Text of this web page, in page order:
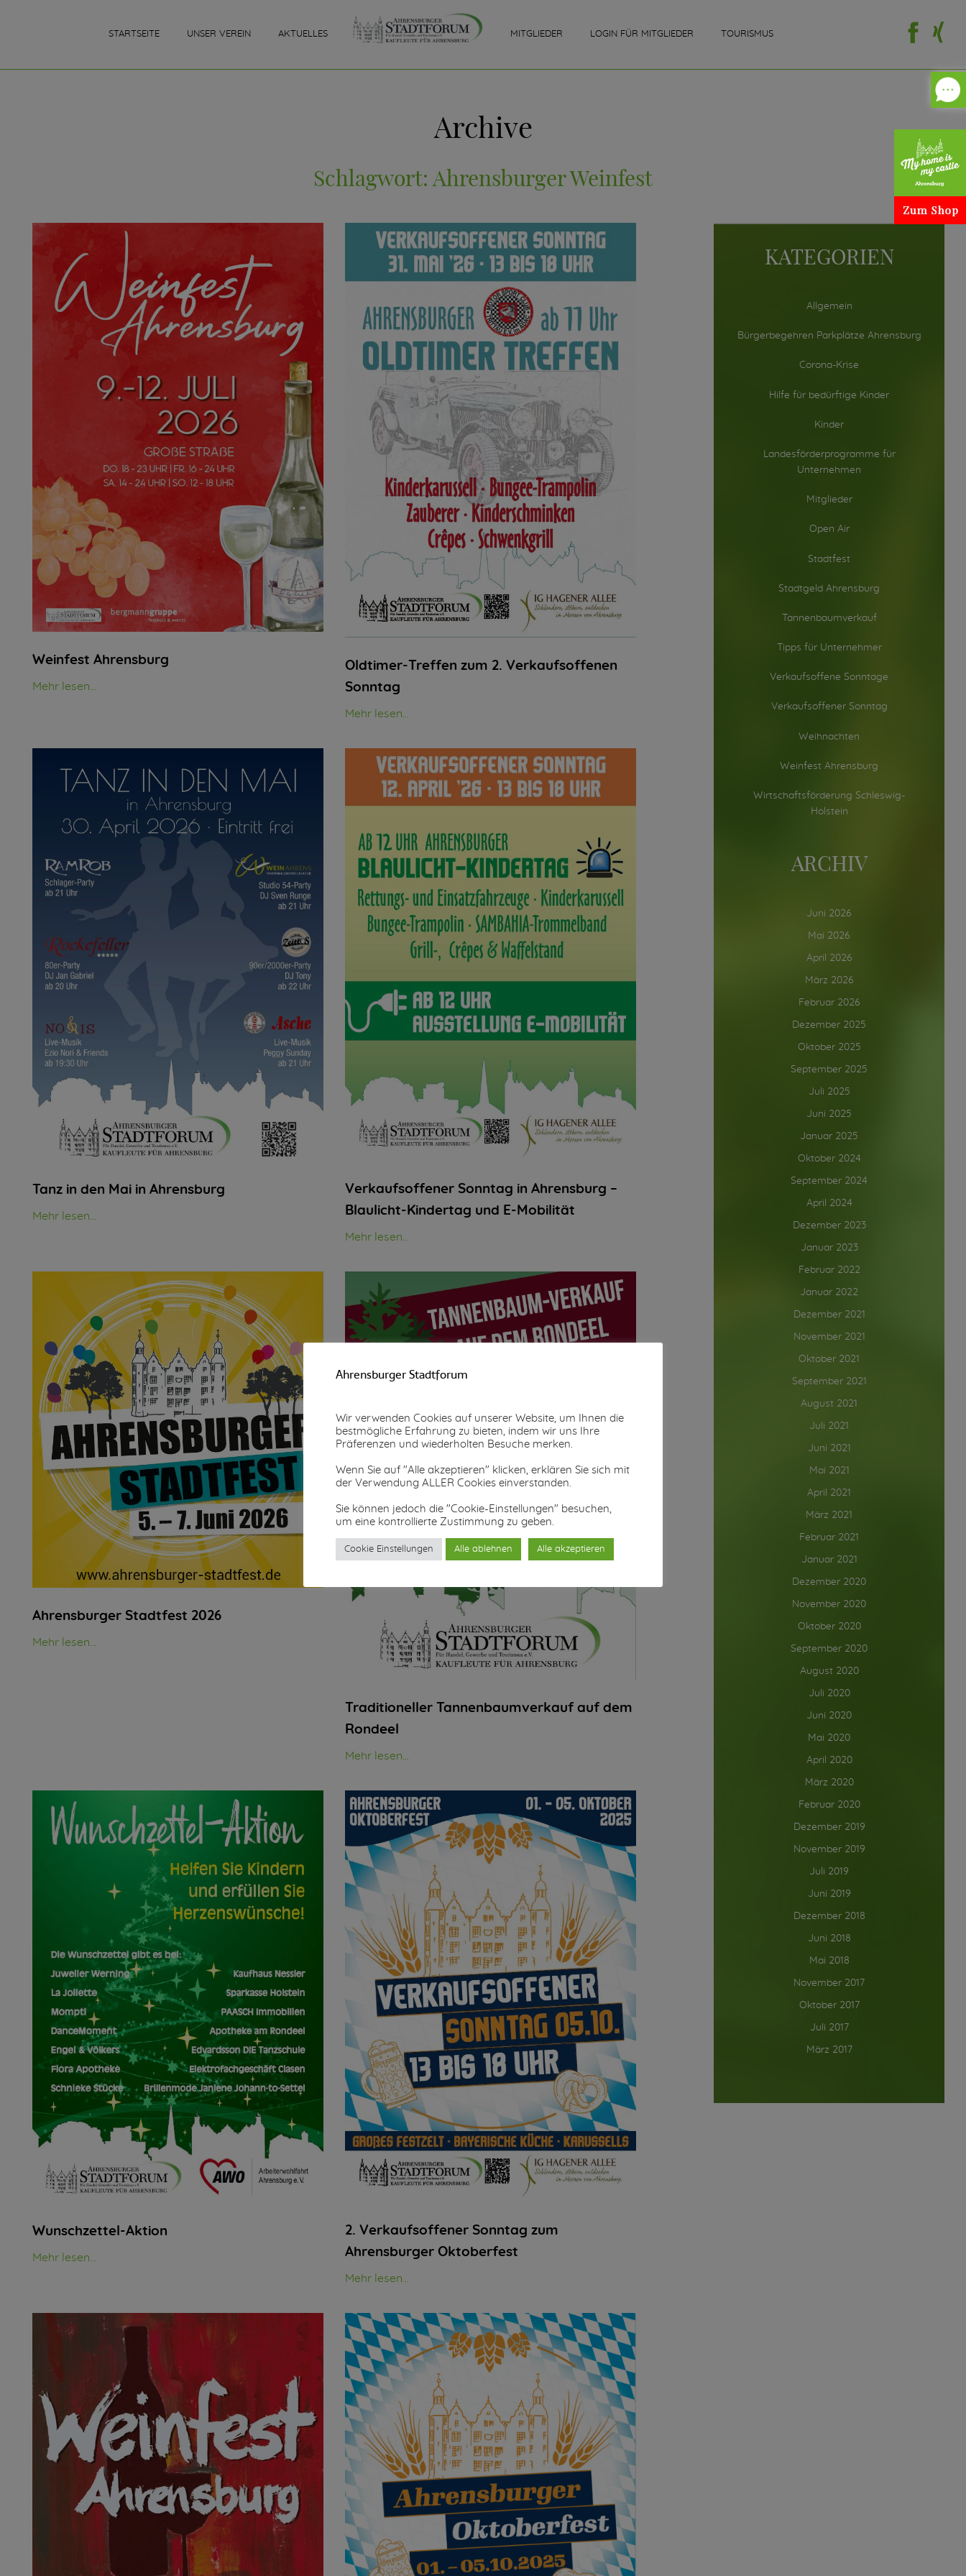
STARTSEITE UNSER VEREIN AKTUELLES MITGLIEDER LOGIN FÜR MITGLIEDER TOURISMUS
Archive
Schlagwort: Ahrensburger Weinfest
Weinfest Ahrensburg
Mehr lesen...
Oldtimer-Treffen zum 2. Verkaufsoffenen
Sonntag
Mehr lesen...
Tanz in den Mai in Ahrensburg
Mehr lesen...
Verkaufsoffener Sonntag in Ahrensburg –
Blaulicht-Kindertag und E-Mobilität
Mehr lesen...
Ahrensburger Stadtfest 2026
Mehr lesen...
Traditioneller Tannenbaumverkauf auf dem
Rondeel
Mehr lesen...
Wunschzettel-Aktion
Mehr lesen...
2. Verkaufsoffener Sonntag zum
Ahrensburger Oktoberfest
Mehr lesen...
KATEGORIEN
Allgemein
Bürgerbegehren Parkplätze Ahrensburg
Corona-Krise
Hilfe für bedürftige Kinder
Kinder
Landesförderprogramme für
Unternehmen
Mitglieder
Open Air
Stadtfest
Stadtgeld Ahrensburg
Tannenbaumverkauf
Tipps für Unternehmer
Verkaufsoffene Sonntage
Verkaufsoffener Sonntag
Weihnachten
Weinfest Ahrensburg
Wirtschaftsförderung Schleswig-
Holstein
ARCHIV
Juni 2026
Mai 2026
April 2026
März 2026
Februar 2026
Dezember 2025
Oktober 2025
September 2025
Juli 2025
Juni 2025
Januar 2025
Oktober 2024
September 2024
April 2024
Dezember 2023
Januar 2023
Februar 2022
Januar 2022
Dezember 2021
November 2021
Oktober 2021
September 2021
August 2021
Juli 2021
Juni 2021
Mai 2021
April 2021
März 2021
Februar 2021
Januar 2021
Dezember 2020
November 2020
Oktober 2020
September 2020
August 2020
Juli 2020
Juni 2020
Mai 2020
April 2020
März 2020
Februar 2020
Dezember 2019
November 2019
Juli 2019
Juni 2019
Dezember 2018
Juni 2018
Mai 2018
November 2017
Oktober 2017
Juli 2017
März 2017
Ahrensburger Stadtforum
Wir verwenden Cookies auf unserer Website, um Ihnen die
bestmögliche Erfahrung zu bieten, indem wir uns Ihre
Präferenzen und wiederholten Besuche merken.
Wenn Sie auf "Alle akzeptieren" klicken, erklären Sie sich mit
der Verwendung ALLER Cookies einverstanden.
Sie können jedoch die "Cookie-Einstellungen" besuchen,
um eine kontrollierte Zustimmung zu geben.
Cookie Einstellungen Alle ablehnen Alle akzeptieren